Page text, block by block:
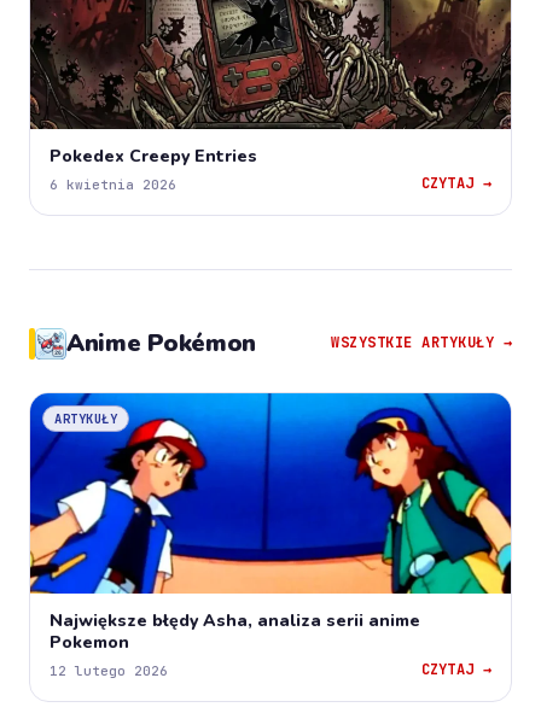
Pokedex Creepy Entries
6 kwietnia 2026 CZYTAJ →
Anime Pokémon WSZYSTKIE ARTYKUŁY →
ARTYKUŁY
Największe błędy Asha, analiza serii anime
Pokemon
12 lutego 2026 CZYTAJ →